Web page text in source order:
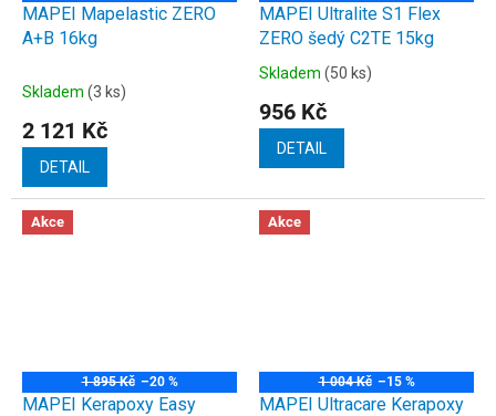
MAPEI Mapelastic ZERO
A+B 16kg
Skladem (3 ks)
2 121 Kč
DETAIL
MAPEI Ultralite S1 Flex
ZERO šedý C2TE 15kg
Průměrné
produktu
5,0
5
hvězdiček.
Skladem (50 ks)
956 Kč
DETAIL
Akce
1 895 Kč –20 %
MAPEI Kerapoxy Easy
Akce
1 004 Kč –15 %
MAPEI Ultracare Kerapoxy